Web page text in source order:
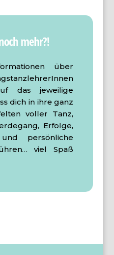
mehr?!
über
das jeweilige
dich in ihre ganz
voller Tanz,
Erfolge,
persönliche
viel Spaß